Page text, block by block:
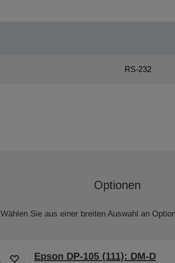
RS-232
Optionen
Wählen Sie aus einer breiten Auswahl an
Epson DP-105 (111): DM-D